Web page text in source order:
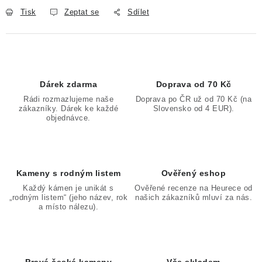
Tisk Zeptat se Sdílet
Dárek zdarma
Rádi rozmazlujeme naše
zákazníky. Dárek ke každé
objednávce.
Doprava od 70 Kč
Doprava po ČR už od 70 Kč (na
Slovensko od 4 EUR).
Kameny s rodným listem
Každý kámen je unikát s
„rodným listem“ (jeho název, rok
a místo nálezu).
Ověřený eshop
Ověřené recenze na Heurece od
našich zákazníků mluví za nás.